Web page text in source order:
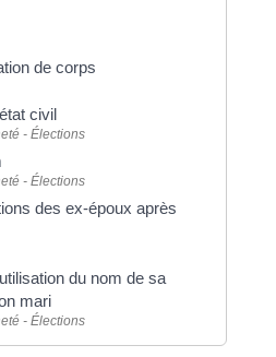
de corps
civil
- Élections
- Élections
des ex-époux après
du nom de sa
mari
- Élections